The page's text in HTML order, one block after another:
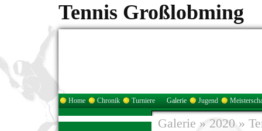
Tennis Großlobming
Home Chronik Turniere Galerie Jugend
Galerie »2020 »